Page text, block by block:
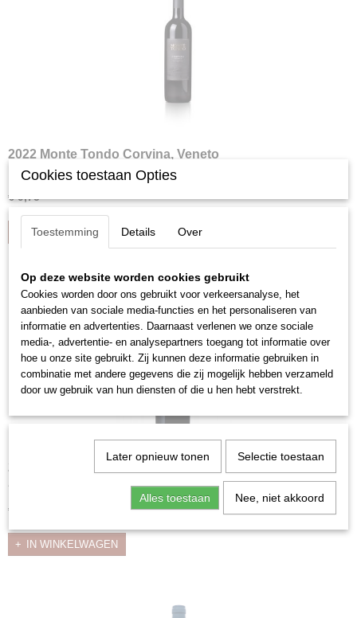
2022 Monte Tondo Corvina, Veneto
Deze licht gekleurde rode wijn is een traditionele wijn uit…
€ 9,75
IN WINKELWAGEN
2021 Quinta S. Sebastao, Forte, Touriga Nacional,
Tinto
Aroma's en smaken van zwart fruit in neus en mond. Makkelijk…
€ 10,08
IN WINKELWAGEN
Cookies toestaan Opties
Toestemming Details Over
Op deze website worden cookies gebruikt
Cookies worden door ons gebruikt voor verkeersanalyse, het
aanbieden van sociale media-functies en het personaliseren van
informatie en advertenties. Daarnaast verlenen we onze sociale
media-, advertentie- en analysepartners toegang tot informatie over
hoe u onze site gebruikt. Zij kunnen deze informatie gebruiken in
combinatie met andere gegevens die zij mogelijk hebben verzameld
door uw gebruik van hun diensten of die u hen hebt verstrekt.
Later opnieuw tonen Selectie toestaan
Alles toestaan Nee, niet akkoord